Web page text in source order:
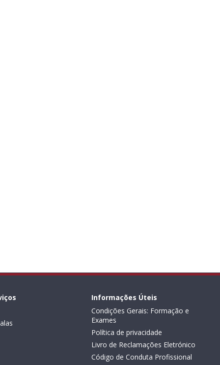
Informações Úteis
Condições Gerais: Formação e
Exames
Política de privacidade
Livro de Reclamações Eletrónico
Código de Conduta Profissional